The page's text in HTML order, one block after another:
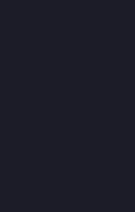
filme está listado